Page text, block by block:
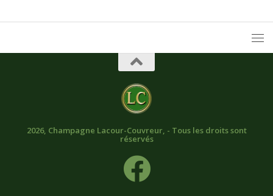
2026, Champagne Lacour-Couvreur, - Tous les droits sont
réservés